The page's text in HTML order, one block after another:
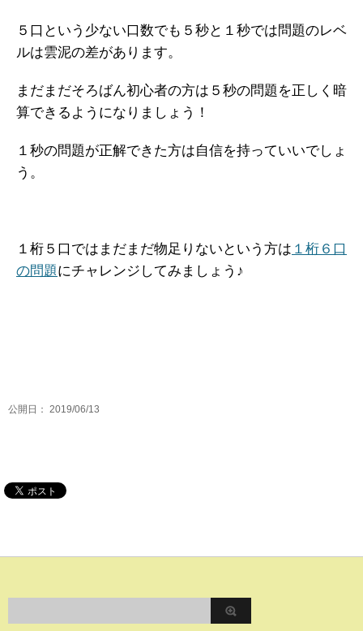
５口という少ない口数でも５秒と１秒では問題のレベ
ルは雲泥の差があります。
まだまだそろばん初心者の方は５秒の問題を正しく暗
算できるようになりましょう！
１秒の問題が正解できた方は自信を持っていいでしょ
う。
１桁５口ではまだまだ物足りないという方は １桁６口
の問題にチャレンジしてみましょう♪
公開日： 2019/06/13